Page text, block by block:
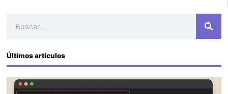
Últimos artículos